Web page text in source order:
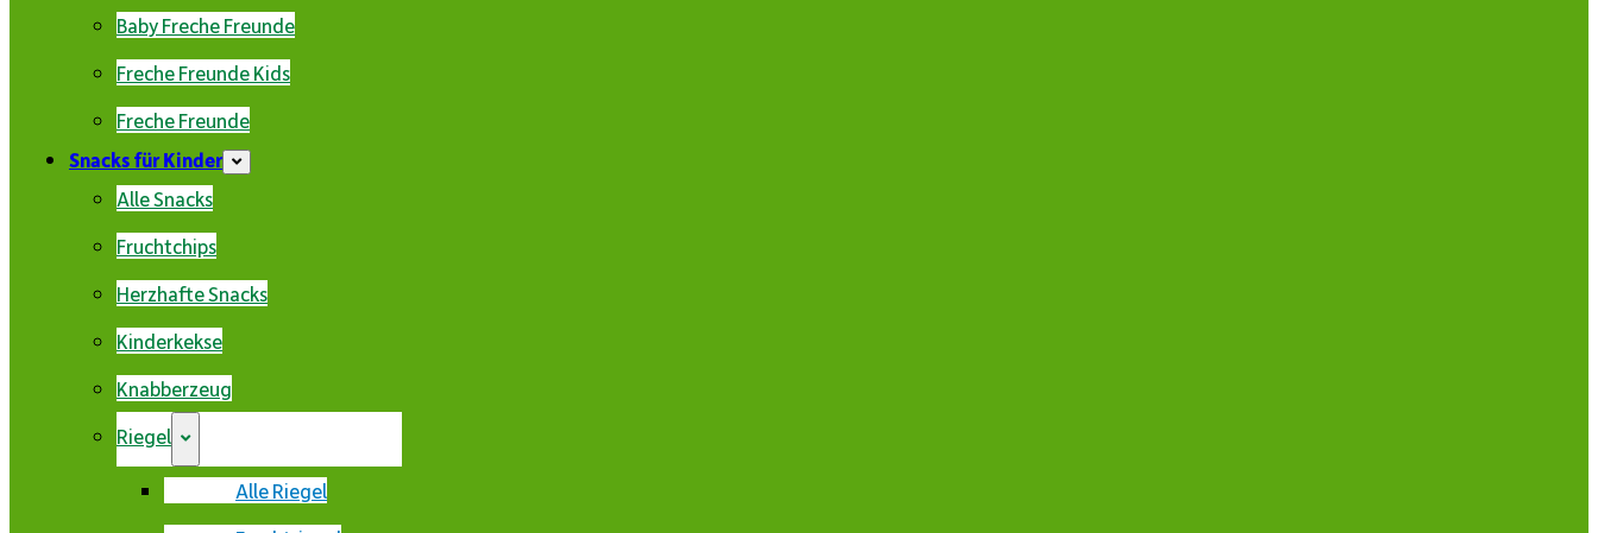
Baby Freche Freunde
Freche Freunde Kids
Freche Freunde
Snacks für Kinder
Alle Snacks
Fruchtchips
Herzhafte Snacks
Kinderkekse
Knabberzeug
Riegel
Alle Riegel